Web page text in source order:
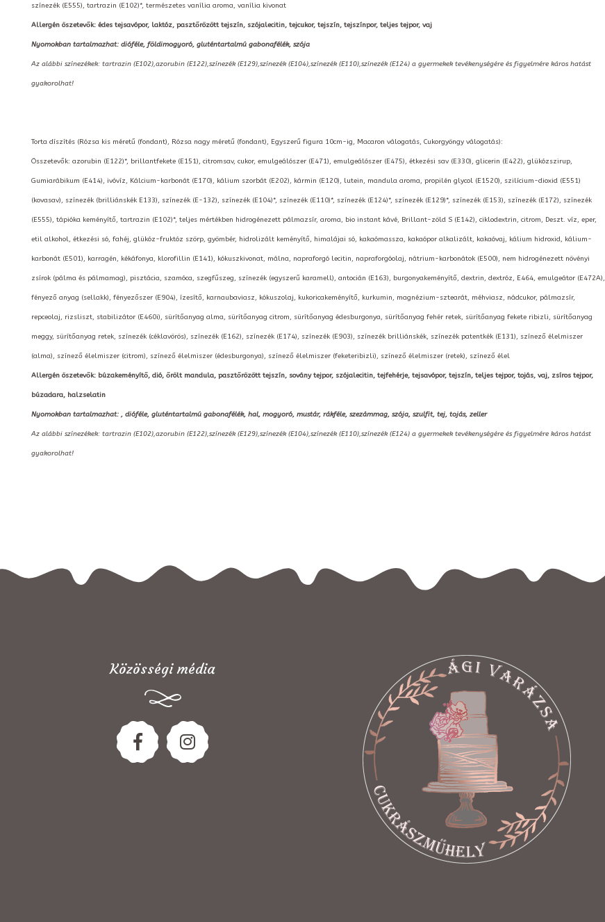
színezék (E555), tartrazin (E102)*, természetes vanília aroma, vanília kivonat
Allergén öszetevők: édes tejsavópor, laktóz, pasztőrözött tejszín, szójalecitin, tejcukor, tejszín, tejszínpor, teljes tejpor, vaj
Nyomokban tartalmazhat: dióféle, földimogyoró, gluténtartalmú gabonafélék, szója
Az alábbi színezékek: tartrazin (E102),azorubin (E122),színezék (E129),színezék (E104),színezék (E110),színezék (E124) a gyermekek tevékenységére és figyelmére káros hatást
gyakorolhat!
Torta díszítés (Rózsa kis méretű (fondant), Rózsa nagy méretű (fondant), Egyszerű figura 10cm-ig, Macaron válogatás, Cukorgyöngy válogatás):
Összetevők: azorubin (E122)*, brillantfekete (E151), citromsav, cukor, emulgeálószer (E471), emulgeálószer (E475), étkezési sav (E330), glicerin (E422), glükózszirup,
Gumiarábikum (E414), ivóvíz, Kálcium-karbonát (E170), kálium szorbát (E202), kármin (E120), lutein, mandula aroma, propilén glycol (E1520), szilícium-dioxid (E551)
(kovasav), színezék (brilliánskék E133), színezék (E-132), színezék (E104)*, színezék (E110)*, színezék (E124)*, színezék (E129)*, színezék (E153), színezék (E172), színezék
(E555), tápióka keményítő, tartrazin (E102)*, teljes mértékben hidrogénezett pálmazsír, aroma, bio instant kávé, Brillant-zöld S (E142), ciklodextrin, citrom, Deszt. víz, eper,
etil alkohol, étkezési só, fahéj, glükóz-fruktóz szörp, gyömbér, hidrolizált keményítő, himalájai só, kakaómassza, kakaópor alkalizált, kakaóvaj, kálium hidroxid, kálium-
karbonát (E501), karragén, kékáfonya, klorofillin (E141), kókuszkivonat, málna, napraforgó lecitin, napraforgóolaj, nátrium-karbonátok (E500), nem hidrogénezett növényi
zsírok (pálma és pálmamag), pisztácia, szamóca, szegfűszeg, színezék (egyszerű karamell), antocián (E163), burgonyakeményítő, dextrin, dextróz, E464, emulgeátor (E472A),
fényező anyag (sellakk), fényezőszer (E904), ízesítő, karnaubaviasz, kókuszolaj, kukoricakeményítő, kurkumin, magnézium-sztearát, méhviasz, nádcukor, pálmazsír,
repceolaj, rizsliszt, stabilizátor (E460i), sürítőanyag alma, sürítőanyag citrom, sürítőanyag édesburgonya, sürítőanyag fehér retek, sürítőanyag fekete ribizli, sürítőanyag
meggy, sürítőanyag retek, színezék (céklavörös), színezék (E162), színezék (E174), színezék (E903), színezék brilliánskék, színezék patentkék (E131), színező élelmiszer
(alma), színező élelmiszer (citrom), színező élelmiszer (édesburgonya), színező élelmiszer (feketeribizli), színező élelmiszer (retek), színező élel
Allergén öszetevők: búzakeményítő, dió, őrölt mandula, pasztőrözött tejszín, sovány tejpor, szójalecitin, tejfehérje, tejsavópor, tejszín, teljes tejpor, tojás, vaj, zsíros tejpor,
búzadara, halzselatin
Nyomokban tartalmazhat: , dióféle, gluténtartalmú gabonafélék, hal, mogyoró, mustár, rákféle, szezámmag, szója, szulfit, tej, tojás, zeller
Az alábbi színezékek: tartrazin (E102),azorubin (E122),színezék (E129),színezék (E104),színezék (E110),színezék (E124) a gyermekek tevékenységére és figyelmére káros hatást
gyakorolhat!
Közösségi média